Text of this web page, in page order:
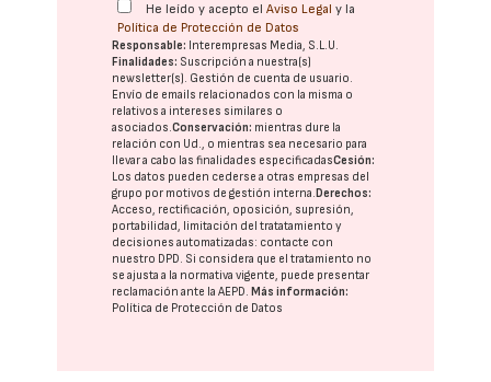
He leído y acepto elAviso Legal y la
Política de Protección de Datos
Responsable: Interempresas Media, S.L.U.
Finalidades: Suscripción a nuestra(s)
newsletter(s). Gestión de cuenta de usuario.
Envío de emails relacionados con la misma o
relativos a intereses similares o
asociados.Conservación: mientras dure la
relación con Ud., o mientras sea necesario para
llevar a cabo las finalidades especificadasCesión:
Los datos pueden cederse a otras empresas del
grupo por motivos de gestión interna. Derechos:
Acceso, rectificación, oposición, supresión,
portabilidad, limitación del tratatamiento y
decisiones automatizadas: contacte con
nuestro DPD. Si considera que el tratamiento no
se ajusta a la normativa vigente, puede presentar
reclamación ante laAEPD. Más información:
Política de Protección de Datos